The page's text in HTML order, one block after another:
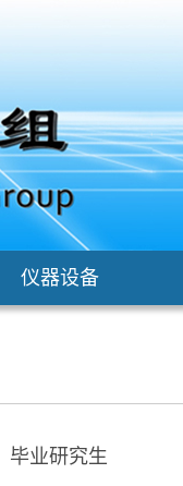
仪器设备
毕业研究生